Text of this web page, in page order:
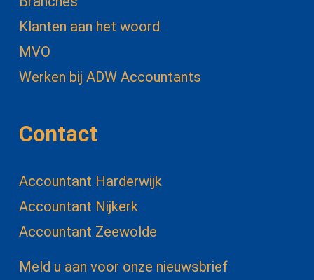
Klanten aan het woord
MVO
Werken bij ADW Accountants
Contact
Accountant Harderwijk
Accountant Nijkerk
Accountant Zeewolde
Meld u aan voor onze nieuwsbrief